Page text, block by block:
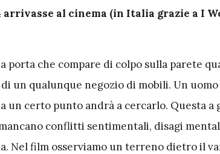
arrivasse al cinema (in Italia grazie a I
porta che compare di colpo sulla parete
un qualunque negozio di mobili. Un uomo
un certo punto andrà a cercarlo. Questa a
conflitti sentimentali, disagi
Nel film osserviamo un terreno dietro il